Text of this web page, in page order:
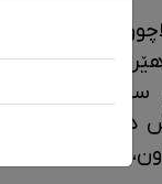
ئەم
دەکردە
لە
چونکە لە
هەر بۆیە